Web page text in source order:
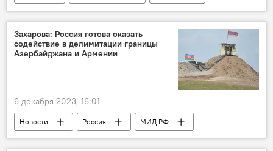
Сборная Азербайджана по футболу
главный тренер
АФФА
Роберт Просинечки
Захарова: Россия готова оказать
содействие в делимитации границы
Азербайджана и Армении
6 декабря 2023, 16:01
Новости Россия
МИД РФ
Мария Захарова
Азербайджан